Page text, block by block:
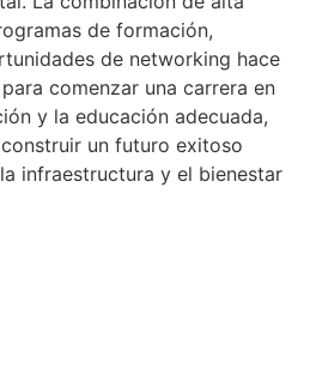
de formación,
de networking hace
comenzar una carrera en
y la educación adecuada,
un futuro exitoso
infraestructura y el bienestar